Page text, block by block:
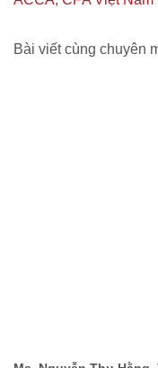
Bài viết cùng chuyên